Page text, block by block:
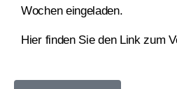
Wochen eingeladen.
Hier finden Sie den Link zum